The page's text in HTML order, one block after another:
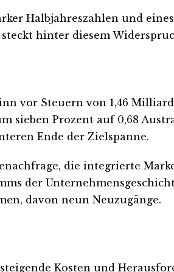
Halbjahreszahlen und
hinter diesem
vor Steuern von 1,46
sieben Prozent auf 0,68
Ende der Zielspanne.
die integrierte
der
davon neun Neuzugänge.
Kosten und